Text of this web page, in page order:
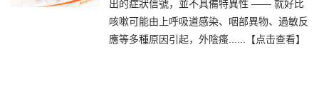
出的症狀信號，並不具備特異性 —— 就好比
咳嗽可能由上呼吸道感染、咽部異物、過敏反
應等多種原因引起，外陰瘙......
【点击查看】